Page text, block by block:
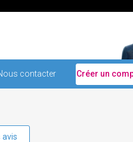
contacter Créer un
avis